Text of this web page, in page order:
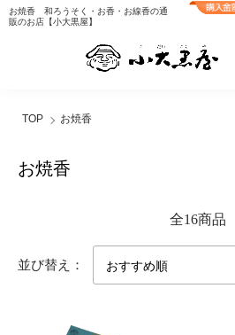
お焼香 和ろうそく・お香・お線香の通
販のお店【小大黒屋】
TOP お焼香
お焼香
全16商品
並び替え：